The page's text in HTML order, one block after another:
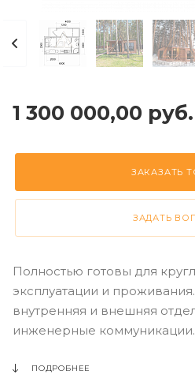
1 300 000,00 руб.
ЗАКАЗАТЬ
ЗАДАТЬ
Полностью готовы для
эксплуатации и
внутренняя и внешняя
инженерные коммуникации.
ПОДРОБНЕЕ